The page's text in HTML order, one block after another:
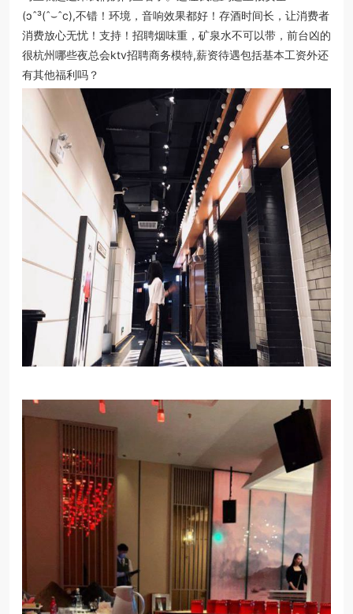
(ɔˆ³(ˆ⌣ˆc),不错！环境，音响效果都好！存酒时间长，让消费者
消费放心无忧！支持！招聘烟味重，矿泉水不可以带，前台凶的
很杭州哪些夜总会ktv招聘商务模特,薪资待遇包括基本工资外还
有其他福利吗？